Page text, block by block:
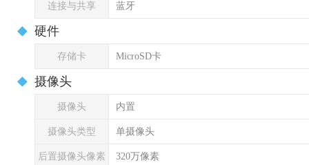
连接与共享 蓝牙
硬件
存储卡 MicroSD卡
摄像头
摄像头 内置
摄像头类型 单摄像头
后置摄像头像素 320万像素